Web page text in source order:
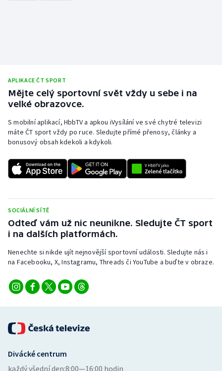
APLIKACE ČT SPORT
Mějte celý sportovní svět vždy u sebe i na
velké obrazovce.
S mobilní aplikací, HbbTV a apkou iVysílání ve své chytré televizi
máte ČT sport vždy po ruce. Sledujte přímé přenosy, články a
bonusový obsah kdekoli a kdykoli.
SOCIÁLNÍ SÍTĚ
Odteď vám už nic neunikne. Sledujte ČT sport
i na dalších platformách.
Nenechte si nikde ujít nejnovější sportovní události. Sledujte nás i
na Facebooku, X, Instagramu, Threads či YouTube a buďte v obraze.
Divácké centrum
každý všední den:8:00—16:00 hodin